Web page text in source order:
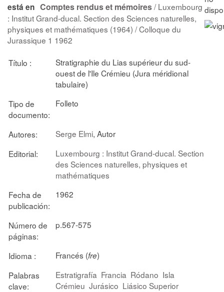
está en Comptes rendus et mémoires/ Luxembourg
: Institut Grand-ducal. Section des Sciences naturelles,
physiques et mathématiques (1964) / Colloque du
Jurassique 1 1962
Título :
Stratigraphie du Lias supérieur du sud-
ouest de l'Ile Crémieu (Jura méridional
tabulaire)
Tipo de
documento:
Folleto
Autores: Serge Elmi, Autor
Editorial:
Luxembourg : Institut Grand-ducal. Section
des Sciences naturelles, physiques et
mathématiques
Fecha de
publicación:
1962
Número de
páginas:
p.567-575
Idioma : Francés (fre)
Palabras
clave:
Estratigrafía Francia Ródano Isla
Crémieu Jurásico Liásico Superior